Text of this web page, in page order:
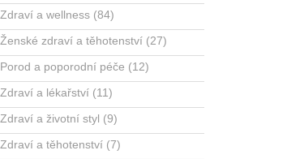
Zdraví a wellness (84)
Ženské zdraví a těhotenství (27)
Porod a poporodní péče (12)
Zdraví a lékařství (11)
Zdraví a životní styl (9)
Zdraví a těhotenství (7)